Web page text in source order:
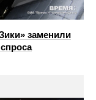
заменили